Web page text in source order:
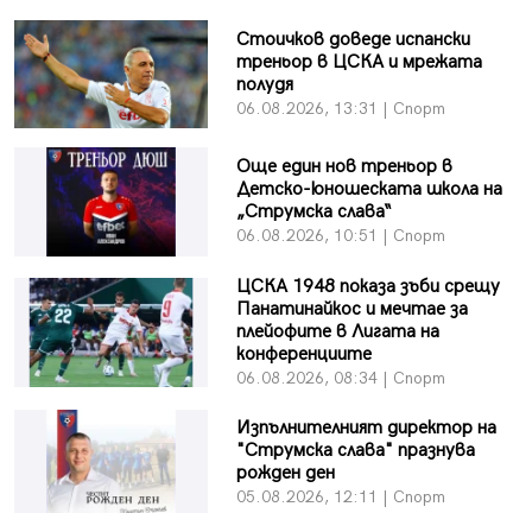
Стоичков доведе испански
треньор в ЦСКА и мрежата
полудя
06.08.2026, 13:31 | Спорт
Още един нов треньор в
Детско-юношеската школа на
„Струмска слава“
06.08.2026, 10:51 | Спорт
ЦСКА 1948 показа зъби срещу
Панатинайкос и мечтае за
плейофите в Лигата на
конференциите
06.08.2026, 08:34 | Спорт
Изпълнителният директор на
"Струмска слава" празнува
рожден ден
05.08.2026, 12:11 | Спорт